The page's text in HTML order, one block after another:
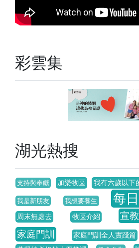
彩雲集
湖光熱搜
支持與奉獻 加樂牧區 我有六歲以下
我是新朋友 我想要養生 每
周末無處去 牧區介紹 宣
家庭門訓 家庭門訓全人實踐篇